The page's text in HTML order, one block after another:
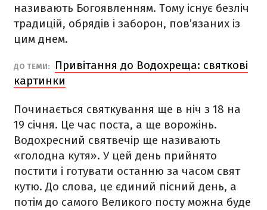
називають Богоявленням. Тому існує безліч
традицій, обрядів і заборон, пов’язаних із
цим днем.
ДО ТЕМИ:
Привітання до Водохреща: святкові
картинки
Починається святкування ще в ніч з 18 на
19 січня. Це час поста, а ще ворожінь.
Водохресний святвечір ще називають
«голодна кутя». У цей день прийнято
постити і готувати останню за часом свят
кутю. До слова, це єдиний пісний день, а
потім до самого Великого посту можна буде